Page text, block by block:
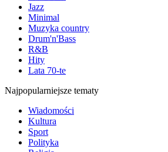
Jazz
Minimal
Muzyka country
Drum'n'Bass
R&B
Hity
Lata 70-te
Najpopularniejsze tematy
Wiadomości
Kultura
Sport
Polityka